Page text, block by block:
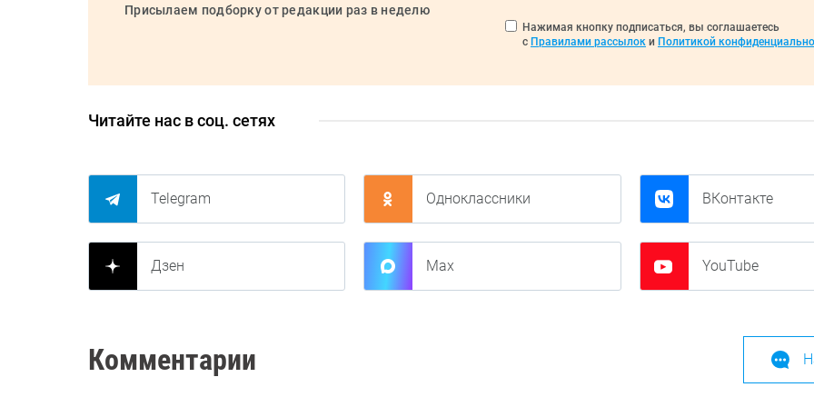
Присылаем подборку от редакции раз в неделю
Нажимая кнопку подписаться, вы соглашаетесь
с Правилами рассылок и Политикой
Читайте нас в соц. сетях
Telegram Одноклассники ВКонтакте
Дзен Max YouTube
Комментарии